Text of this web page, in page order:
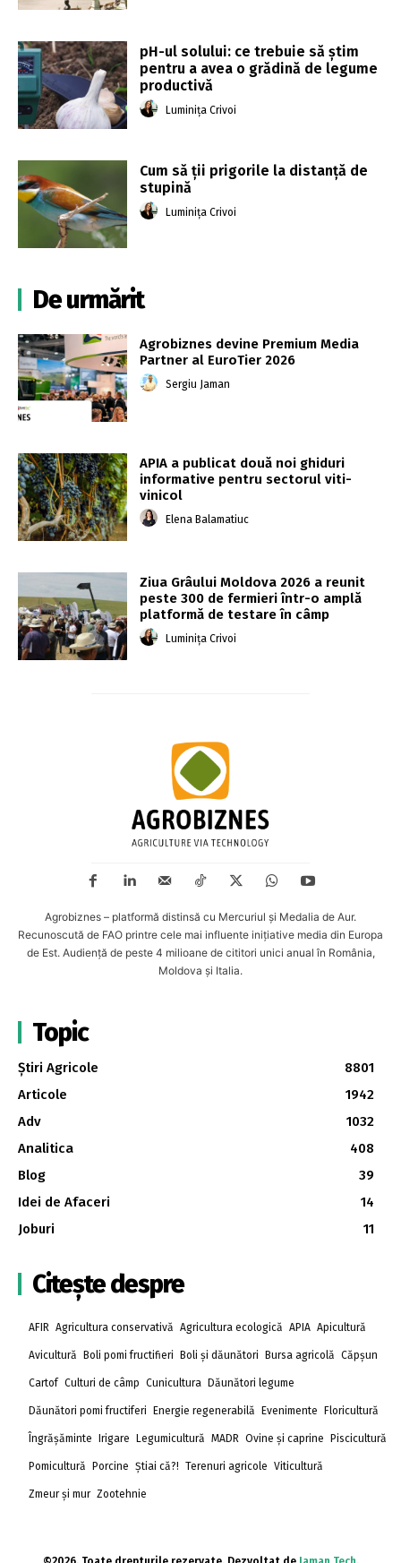
pH-ul solului: ce trebuie să știm
pentru a avea o grădină de legume
productivă
Luminița Crivoi
Cum să ții prigorile la distanță de
stupină
Luminița Crivoi
De urmărit
Agrobiznes devine Premium Media
Partner al EuroTier 2026
Sergiu Jaman
APIA a publicat două noi ghiduri
informative pentru sectorul viti-
vinicol
Elena Balamatiuc
Ziua Grâului Moldova 2026 a reunit
peste 300 de fermieri într-o amplă
platformă de testare în câmp
Luminița Crivoi
Agrobiznes – platformă distinsă cu Mercuriul și Medalia de Aur.
Recunoscută de FAO printre cele mai influente inițiative media din Europa
de Est. Audiență de peste 4 milioane de cititori unici anual în România,
Moldova și Italia.
Topic
Știri Agricole
8801
Articole
1942
Adv
1032
Analitica
408
Blog
39
Idei de Afaceri
14
Joburi
11
Citește despre
AFIR Agricultura conservativă Agricultura ecologică APIA Apicultură
Avicultură Boli pomi fructifieri Boli și dăunători Bursa agricolă Căpșun
Cartof Culturi de câmp Cunicultura Dăunători legume
Dăunători pomi fructiferi Energie regenerabilă Evenimente Floricultură
Îngrășăminte Irigare Legumicultură MADR Ovine și caprine Piscicultură
Pomicultură Porcine Știai că?! Terenuri agricole Viticultură
Zmeur și mur Zootehnie